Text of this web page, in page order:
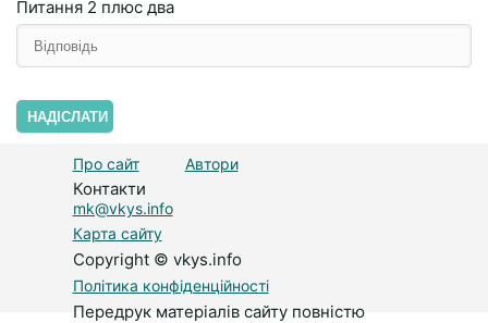
Питання 2 плюc двa
НАДІСЛАТИ
Про сайт Автори
Контакти
mk@vkys.info
Карта сайту
Copyright © vkys.info
Політика конфіденційності
Передрук матеріалів сайту повністю